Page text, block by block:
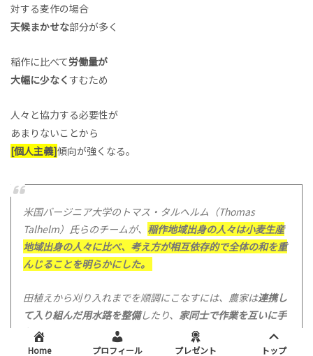
対する麦作の場合
天候まかせな部分が多く
稲作に比べて労働量が
大幅に少なくすむため
人々と協力する必要性が
あまりないことから
[個人主義]傾向が強くなる。
米国バージニア大学のトマス・タルヘルム（Thomas
Talhelm）氏らのチームが、 稲作地域出身の人々は小麦生産
地域出身の人々に比べ、考え方が相互依存的で全体の和を重
んじることを明らかにした。
田植えから刈り入れまでを順調にこなすには、農家は連携し
て入り組んだ用水路を整備したり、 家同士で作業を互いに手
伝ったり
しなければならない。
Home プロフィール プレゼント トップ